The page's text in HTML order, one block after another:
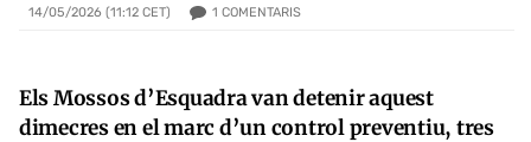
14/05/2026 (11:12 CET) 1 COMENTARIS
Els Mossos d’Esquadra van detenir aquest
dimecres en el marc d’un control preventiu, tres